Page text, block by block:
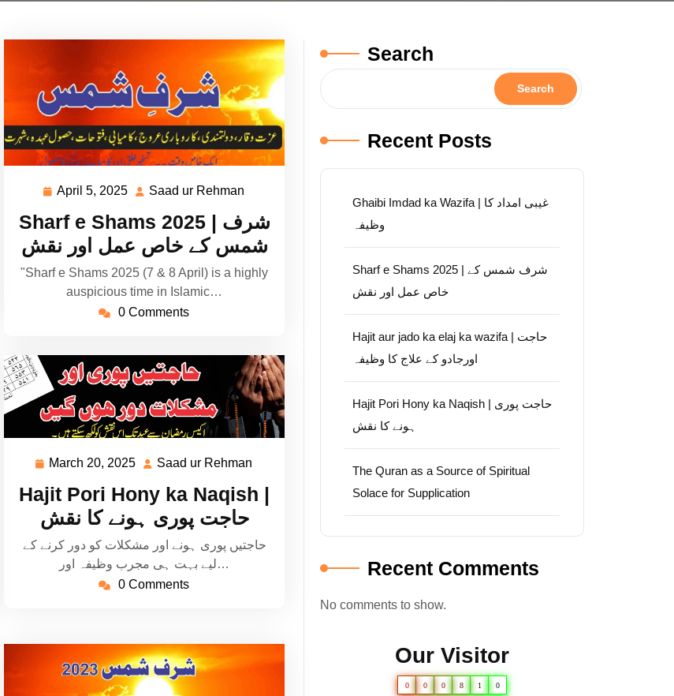
April 5, 2025 April
2025
Saad ur Rehman
Rehman
Sharf e Shams 2025 | شرف
شمس کے خاص عمل اور نقش
"Sharf e Shams 2025 (7 & 8 April) is a highly
auspicious time in Islamic…
0 Comments
March 20, 2025 March
2025
Saad ur Rehman
Rehman
Hajit Pori Hony ka Naqish |
حاجت پوری ہونے کا نقش
حاجتیں پوری ہونے اور مشکلات کو دور کرنے کے
لیے بہت ہی مجرب وظیفہ اور…
0 Comments
Search
Search
Recent Posts
Ghaibi Imdad ka Wazifa | غیبی امداد کا
وظیفہ
Sharf e Shams 2025 | شرف شمس کے
خاص عمل اور نقش
Hajit aur jado ka elaj ka wazifa | حاجت
اورجادو کے علاج کا وظیفہ
Hajit Pori Hony ka Naqish | حاجت پوری
ہونے کا نقش
The Quran as a Source of Spiritual
Solace for Supplication
Recent Comments
No comments to show.
Our Visitor
0 0 0 8 1 0